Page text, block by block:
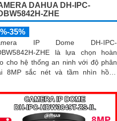
DAHUA DH-IPC-
ZHE
35%
IP Dome DH-IPC-
ZHE là lựa chọn hoàn
cho hệ thống an ninh với độ phân
8MP sắc nét và tầm nhìn hồng
lẫn đêm. Tích hợp công nghệ
thông minh giúp phân biệt chuyển
giữa người và phương tiện, hạn